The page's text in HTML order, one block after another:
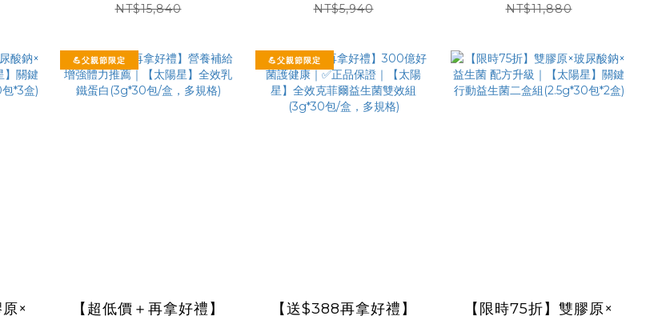
/
全效克菲爾益生菌晚安
多規格)
NT$15,840
行動益生菌(2.5g*30包/
NT$5,940
陽星】全效克菲爾益生
規格)
NT$11,880
×
💪父親節限定
【超低價＋再拿好禮】
💪父親節限定
【送$388再拿好禮】
【限時75折】雙膠原×